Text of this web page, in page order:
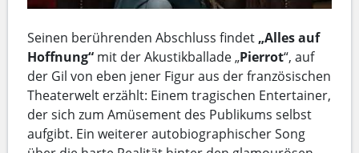
Seinen berührenden Abschluss findet „Alles auf
Hoffnung“ mit der Akustikballade „Pierrot“, auf
der Gil von eben jener Figur aus der französischen
Theaterwelt erzählt: Einem tragischen Entertainer,
der sich zum Amüsement des Publikums selbst
aufgibt. Ein weiterer autobiographischer Song